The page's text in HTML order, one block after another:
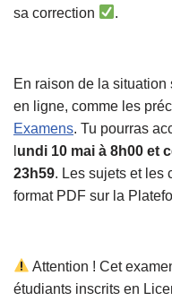
sa correction
.
En raison de la situation
en ligne, comme les
Examens. Tu pourras
undi 10 mai à 8h00 et
23h59. Les sujets et les
format PDF sur la
Attention ! Cet
étudiants inscrits en